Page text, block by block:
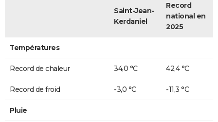
Saint-Jean-
Kerdaniel
Record
national en
2025
Températures
Record de chaleur 34,0 °C 42,4 °C
Record de froid -3,0 °C -11,3 °C
Pluie